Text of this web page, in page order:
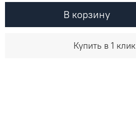
В корзину
Купить в 1 клик